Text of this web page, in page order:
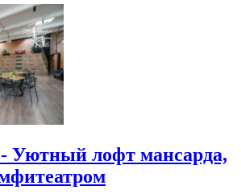
Уютный лофт мансарда,